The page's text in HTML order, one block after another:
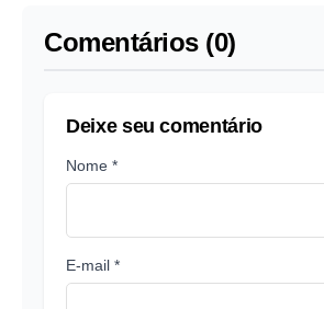
Comentários (0)
Deixe seu comentário
Nome *
E-mail *